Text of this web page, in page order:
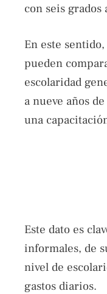
con seis
En este
pueden
escolaridad
a nueve años
una
Este dato es
informales, de
nivel de
gastos diarios.